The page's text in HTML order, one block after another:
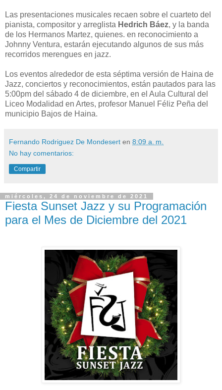
Las presentaciones musicales recaen sobre el cuarteto del
pianista, compositor y arreglista Hedrich Báez, y la banda
de los Hermanos Martez, quienes. en reconocimiento a
Johnny Ventura, estarán ejecutando algunos de sus más
recorridos merengues en jazz.
Los eventos alrededor de esta séptima versión de Haina de
Jazz, conciertos y reconocimientos, están pautados para las
5:00pm del sábado 4 de diciembre, en el Aula Cultural del
Liceo Modalidad en Artes, profesor Manuel Féliz Peña del
municipio Bajos de Haina.
Fernando Rodriguez De Mondesert en 8:09 a. m.
No hay comentarios:
Compartir
miércoles, 24 de noviembre de 2021
Fiesta Sunset Jazz y su Programación
para el Mes de Diciembre del 2021